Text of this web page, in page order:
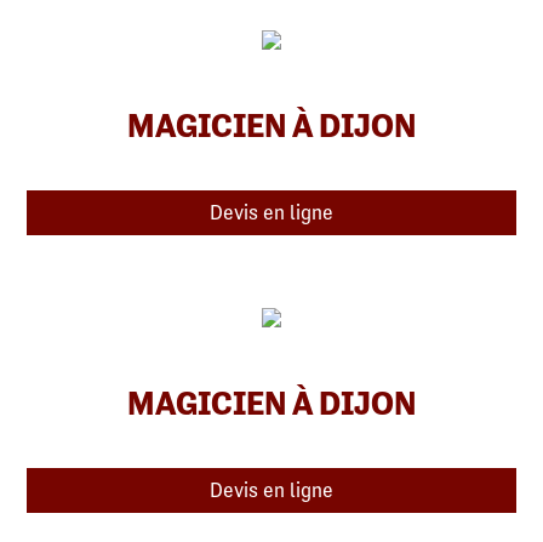
MAGICIEN À DIJON
Devis en ligne
MAGICIEN À DIJON
Devis en ligne